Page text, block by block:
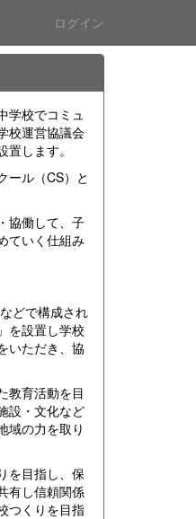
ログイン
学校でコミュ
校運営協議会
します。
ール（CS）と
協働して、子
ていく仕組み
どで構成され
を設置し学校
いただき、協
教育活動を目
設・文化など
域の力を取り
を目指し、保
有し信頼関係
つくりを目指